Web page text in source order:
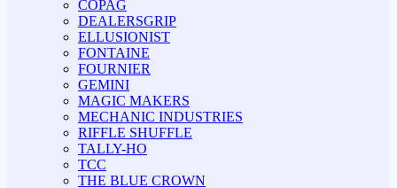
COPAG
DEALERSGRIP
ELLUSIONIST
FONTAINE
FOURNIER
GEMINI
MAGIC MAKERS
MECHANIC INDUSTRIES
RIFFLE SHUFFLE
TALLY-HO
TCC
THE BLUE CROWN